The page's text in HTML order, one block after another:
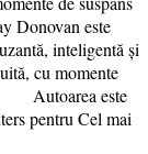
este
inteligentă și
cu momente
Autoarea este
pentru Cel mai